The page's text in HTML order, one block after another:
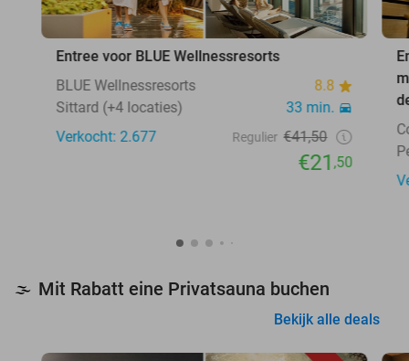
Entree voor BLUE Wellnessresorts
BLUE Wellnessresorts
8.8
Sittard (+4 locaties)
33 min.
Verkocht: 2.677
Regulier €41,50
€21,50
🌫️ Mit Rabatt eine Privatsauna buchen
Bekijk alle deals